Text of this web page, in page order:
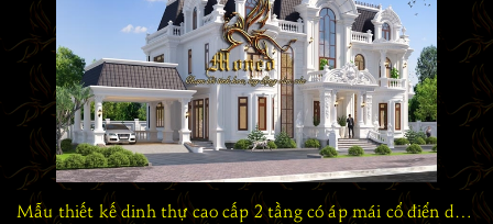
Mẫu thiết kế dinh thự cao cấp 2 tầng có áp mái cổ điển dành cho giới thượng lưu